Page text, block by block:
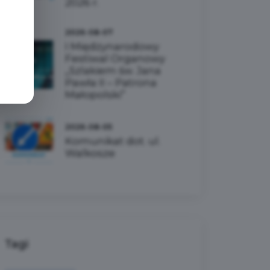
I Międzynarodowy
Festiwal Organowy
„Szlakiem św. Jana
Pawła II – Patrona
Małopolski”
2026-08-05
Komunikat dot. ul.
Walkosze
Tagi